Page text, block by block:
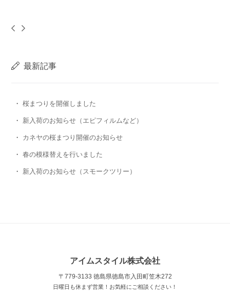
最新記事
桜まつりを開催しました
新入荷のお知らせ（エピフィルムなど）
カネヤの桜まつり開催のお知らせ
春の模様替えを行いました
新入荷のお知らせ（スモークツリー）
アイムスタイル株式会社
〒779-3133 徳島県徳島市入田町笠木272
日曜日も休まず営業！お気軽にご相談ください！